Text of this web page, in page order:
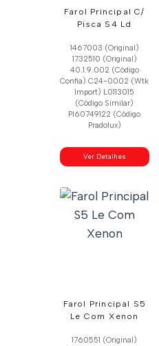
Farol Principal C/
Pisca S4 Ld
1467003 (Original)
1732510 (Original)
40.1.9.002 (Código
Confia) C24-0002 (Wtk
Import) L0113015
(Código Similar)
Pl60749122 (Código
Pradolux)
Ver Detalhes
Farol Principal S5
Le Com Xenon
1760551 (Original)